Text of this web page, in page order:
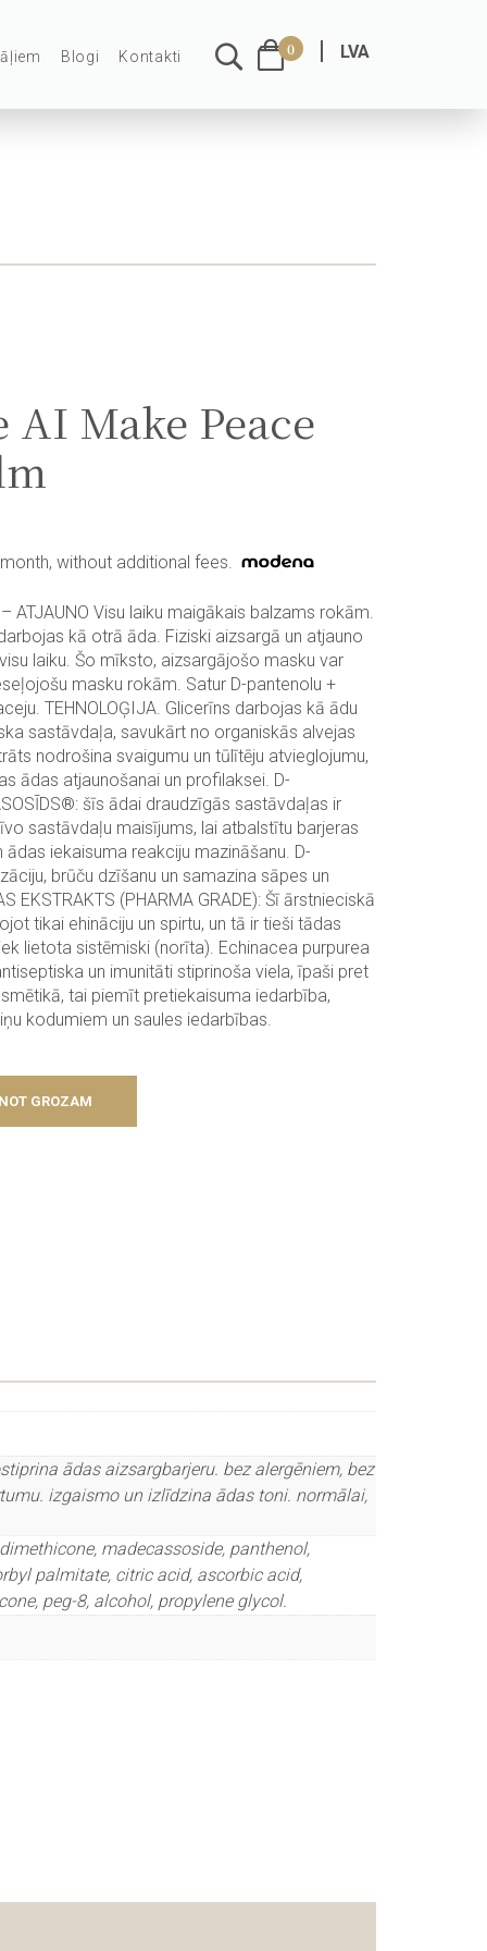
Blogi Kontakti 0 LVA
Make Peace
without additional fees.
ATJAUNO Visu laiku maigākais balzams rokām.
kā otrā āda. Fiziski aizsargā un atjauno
laiku. Šo mīksto, aizsargājošo masku var
masku rokām. Satur D-pantenolu +
TEHNOLOĢIJA. Glicerīns darbojas kā ādu
sastāvdaļa, savukārt no organiskās alvejas
nodrošina svaigumu un tūlītēju atvieglojumu,
ādas atjaunošanai un profilaksei. D-
šīs ādai draudzīgās sastāvdaļas ir
sastāvdaļu maisījums, lai atbalstītu barjeras
ādas iekaisuma reakciju mazināšanu. D-
brūču dzīšanu un samazina sāpes un
EKSTRAKTS (PHARMA GRADE): Šī ārstnieciskā
tikai ehināciju un spirtu, un tā ir tieši tādas
lietota sistēmiski (norīta). Echinacea purpurea
un imunitāti stiprinoša viela, īpaši pret
tai piemīt pretiekaisuma iedarbība,
kodumiem un saules iedarbības.
GROZAM
ādas aizsargbarjeru. bez alergēniem, bez
izgaismo un izlīdzina ādas toni. normālai,
madecassoside, panthenol,
palmitate, citric acid, ascorbic acid,
peg-8, alcohol, propylene glycol.